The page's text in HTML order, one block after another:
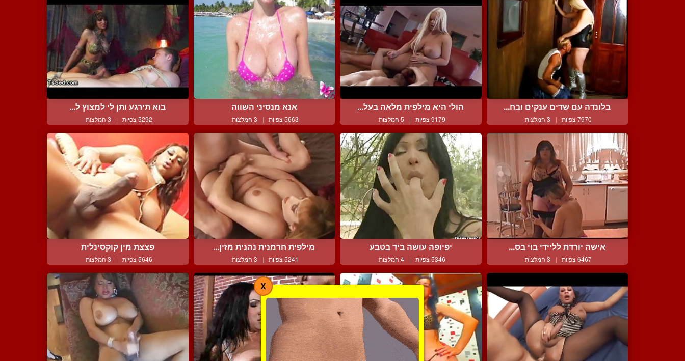
בלונדה עם שדים ענקים ובח...
7970 צפיות | 3 המלצות
הולי היא מילפית מלאה בעל...
9179 צפיות | 5 המלצות
אנא מנסיני השווה
5663 צפיות | 3 המלצות
בוא תירגע ותן לי למצוץ ל...
5292 צפיות | 3 המלצות
אישה יורדת לליידי בוי בס...
6467 צפיות | 3 המלצות
יפיופה עושה ביד בטבע
5346 צפיות | 4 המלצות
מילפית חרמנית נהנית מזין...
5241 צפיות | 3 המלצות
פצצת מין קוקסינלית
5646 צפיות | 3 המלצות
X